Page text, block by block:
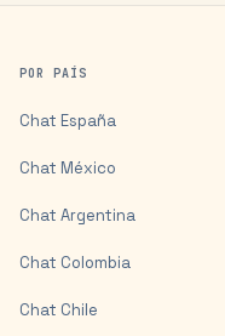
POR PAÍS
Chat España
Chat México
Chat Argentina
Chat Colombia
Chat Chile